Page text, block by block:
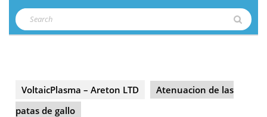
Button
Search
for:
VoltaicPlasma – Areton LTD
Atenuacion de las
patas de gallo